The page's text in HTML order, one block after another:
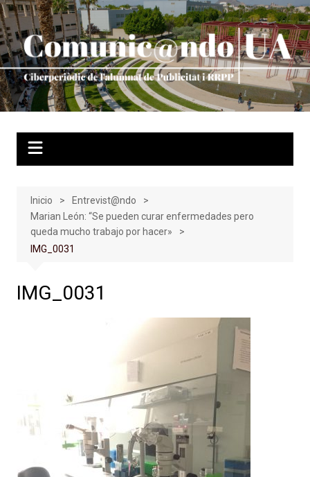
Saltar
al
contenido
Inicio
Entrevist@ndo
Marian León: “Se pueden curar enfermedades pero
queda mucho trabajo por hacer»
IMG_0031
IMG_0031